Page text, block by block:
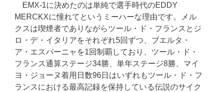
EMX-1に決めたのは単純で選手時代のEDDY
MERCKXに憧れてというミーハーな理由です。メル
クスは喫煙者でありながらツール・ド・フランスとジ
ロ・デ・イタリアをそれぞれ5回ずつ、ブエルタ・
ア・エスパーニャを1回制覇しており、ツール・ド・
フランス通算ステージ34勝、単年ステージ8勝、マイ
ヨ・ジョーヌ着用日数96日はいずれもツール・ド・フ
ランスにおける最高記録を保持している伝説のサイク